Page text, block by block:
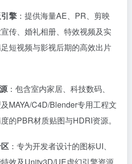
擎 ：提供海量AE、PR、剪映
传、婚礼相册、特效视频及实
短视频与影视后期的高效出片
：包含室内家居、科技数码、
MAYA/C4D/Blender专用工程文
的PBR材质贴图与HDRI资源。
：专为开发者设计的图标UI、